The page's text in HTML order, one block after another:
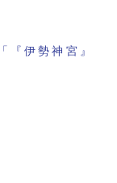
伊勢神宮』